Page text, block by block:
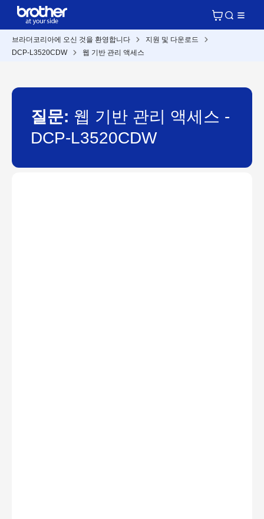
브라더코리아에 오신 것을 환영합니다
지원 및 다운로드
DCP-L3520CDW
웹 기반 관리 액세스
질문: 웹 기반 관리 액세스 -
DCP-L3520CDW